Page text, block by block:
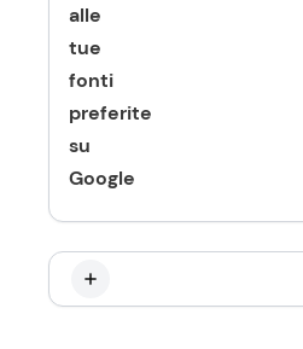
alle
tue
fonti
preferite
su
Google